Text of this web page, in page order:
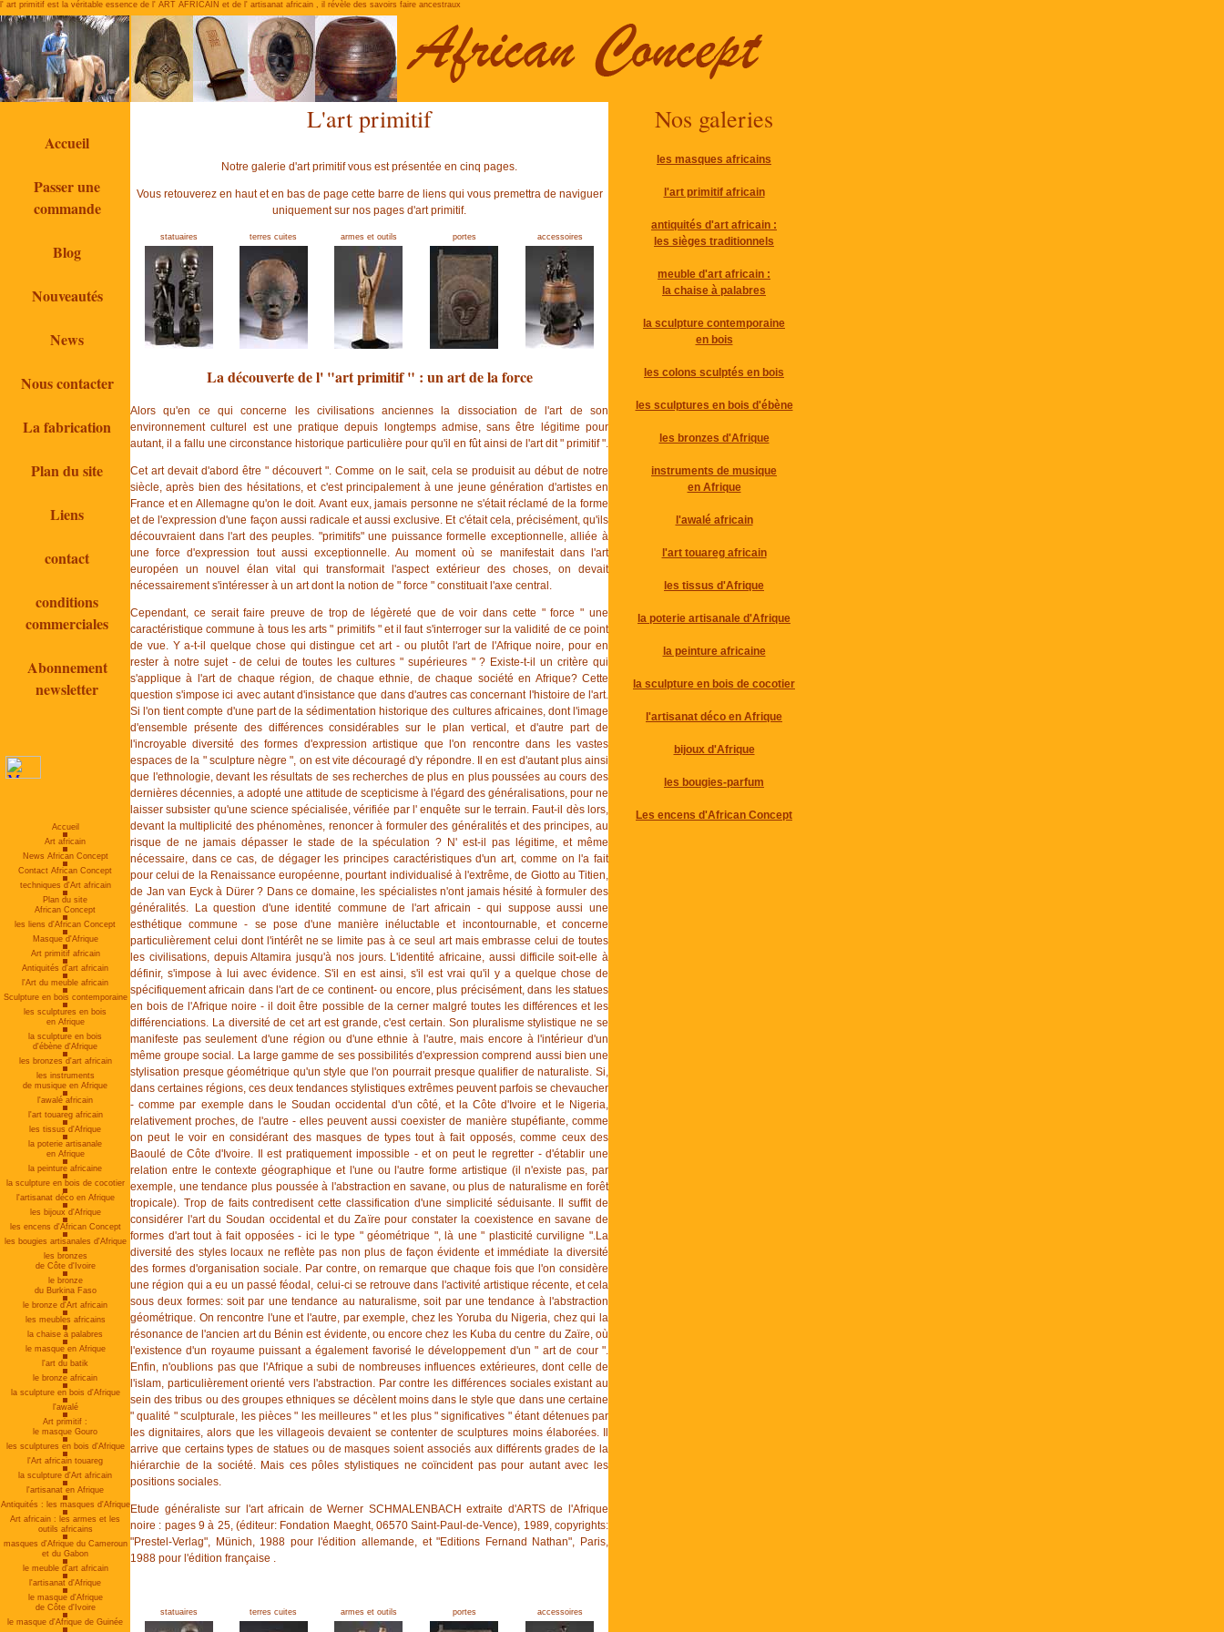
l' art primitif est la véritable essence de l' ART AFRICAIN et de l' artisanat africain , il révèle des savoirs faire ancestraux
Accueil
Art africain
News African Concept
Contact African Concept
techniques d'Art africain
Plan du site
African Concept
les liens d'African Concept
Masque d'Afrique
Art primitif africain
Antiquités d'art africain
l'Art du meuble africain
Sculpture en bois contemporaine
les sculptures en bois
en Afrique
la sculpture en bois
d'ébène d'Afrique
les bronzes d'art africain
les instruments
de musique en Afrique
l'awalé africain
l'art touareg africain
les tissus d'Afrique
la poterie artisanale
en Afrique
la peinture africaine
la sculpture en bois de cocotier
l'artisanat déco en Afrique
les bijoux d'Afrique
les encens d'African Concept
les bougies artisanales d'Afrique
les bronzes
de Côte d'Ivoire
le bronze
du Burkina Faso
le bronze d'Art africain
les meubles africains
la chaise à palabres
le masque en Afrique
l'art du batik
le bronze africain
la sculpture en bois d'Afrique
l'awalé
Art primitif :
le masque Gouro
les sculptures en bois d'Afrique
l'Art africain touareg
la sculpture d'Art africain
l'artisanat en Afrique
Antiquités : les masques d'Afrique
Art africain : les armes et les
outils africains
masques d'Afrique du Cameroun
et du Gabon
le meuble d'art africain
l'artisanat d'Afrique
le masque d'Afrique
de Côte d'Ivoire
le masque d'Afrique de Guinée
L'art primitif
Notre galerie d'art primitif vous est présentée en cinq pages.
Vous retouverez en haut et en bas de page cette barre de liens qui vous premettra de naviguer
uniquement sur nos pages d'art primitif.
statuaires terres cuites armes et outils portes accessoires
La découverte de l' "art primitif " : un art de la force
Alors qu'en ce qui concerne les civilisations anciennes la dissociation de l'art de son
environnement culturel est une pratique depuis longtemps admise, sans être légitime pour
autant, il a fallu une circonstance historique particulière pour qu'il en fût ainsi de l'art dit " primitif ".
Cet art devait d'abord être " découvert ". Comme on le sait, cela se produisit au début de notre
siècle, après bien des hésitations, et c'est principalement à une jeune génération d'artistes en
France et en Allemagne qu'on le doit. Avant eux, jamais personne ne s'était réclamé de la forme
et de l'expression d'une façon aussi radicale et aussi exclusive. Et c'était cela, précisément, qu'ils
découvraient dans l'art des peuples. "primitifs" une puissance formelle exceptionnelle, alliée à
une force d'expression tout aussi exceptionnelle. Au moment où se manifestait dans l'art
européen un nouvel élan vital qui transformait l'aspect extérieur des choses, on devait
nécessairement s'intéresser à un art dont la notion de " force " constituait l'axe central.
Cependant, ce serait faire preuve de trop de légèreté que de voir dans cette " force " une
caractéristique commune à tous les arts " primitifs " et il faut s'interroger sur la validité de ce point
de vue. Y a-t-il quelque chose qui distingue cet art - ou plutôt l'art de l'Afrique noire, pour en
rester à notre sujet - de celui de toutes les cultures " supérieures " ? Existe-t-il un critère qui
s'applique à l'art de chaque région, de chaque ethnie, de chaque société en Afrique? Cette
question s'impose ici avec autant d'insistance que dans d'autres cas concernant l'histoire de l'art.
Si l'on tient compte d'une part de la sédimentation historique des cultures africaines, dont l'image
d'ensemble présente des différences considérables sur le plan vertical, et d'autre part de
l'incroyable diversité des formes d'expression artistique que l'on rencontre dans les vastes
espaces de la " sculpture nègre ", on est vite découragé d'y répondre. Il en est d'autant plus ainsi
que l'ethnologie, devant les résultats de ses recherches de plus en plus poussées au cours des
dernières décennies, a adopté une attitude de scepticisme à l'égard des généralisations, pour ne
laisser subsister qu'une science spécialisée, vérifiée par l' enquête sur le terrain. Faut-il dès lors,
devant la multiplicité des phénomènes, renoncer à formuler des généralités et des principes, au
risque de ne jamais dépasser le stade de la spéculation ? N' est-il pas légitime, et même
nécessaire, dans ce cas, de dégager les principes caractéristiques d'un art, comme on l'a fait
pour celui de la Renaissance européenne, pourtant individualisé à l'extrême, de Giotto au Titien,
de Jan van Eyck à Dürer ? Dans ce domaine, les spécialistes n'ont jamais hésité à formuler des
généralités. La question d'une identité commune de l'art africain - qui suppose aussi une
esthétique commune - se pose d'une manière inéluctable et incontournable, et concerne
particulièrement celui dont l'intérêt ne se limite pas à ce seul art mais embrasse celui de toutes
les civilisations, depuis Altamira jusqu'à nos jours. L'identité africaine, aussi difficile soit-elle à
définir, s'impose à lui avec évidence. S'il en est ainsi, s'il est vrai qu'il y a quelque chose de
spécifiquement africain dans l'art de ce continent- ou encore, plus précisément, dans les statues
en bois de l'Afrique noire - il doit être possible de la cerner malgré toutes les différences et les
différenciations. La diversité de cet art est grande, c'est certain. Son pluralisme stylistique ne se
manifeste pas seulement d'une région ou d'une ethnie à l'autre, mais encore à l'intérieur d'un
même groupe social. La large gamme de ses possibilités d'expression comprend aussi bien une
stylisation presque géométrique qu'un style que l'on pourrait presque qualifier de naturaliste. Si,
dans certaines régions, ces deux tendances stylistiques extrêmes peuvent parfois se chevaucher
- comme par exemple dans le Soudan occidental d'un côté, et la Côte d'Ivoire et le Nigeria,
relativement proches, de l'autre - elles peuvent aussi coexister de manière stupéfiante, comme
on peut le voir en considérant des masques de types tout à fait opposés, comme ceux des
Baoulé de Côte d'Ivoire. Il est pratiquement impossible - et on peut le regretter - d'établir une
relation entre le contexte géographique et l'une ou l'autre forme artistique (il n'existe pas, par
exemple, une tendance plus poussée à l'abstraction en savane, ou plus de naturalisme en forêt
tropicale). Trop de faits contredisent cette classification d'une simplicité séduisante. Il suffit de
considérer l'art du Soudan occidental et du Zaïre pour constater la coexistence en savane de
formes d'art tout à fait opposées - ici le type " géométrique ", là une " plasticité curviligne ".La
diversité des styles locaux ne reflète pas non plus de façon évidente et immédiate la diversité
des formes d'organisation sociale. Par contre, on remarque que chaque fois que l'on considère
une région qui a eu un passé féodal, celui-ci se retrouve dans l'activité artistique récente, et cela
sous deux formes: soit par une tendance au naturalisme, soit par une tendance à l'abstraction
géométrique. On rencontre l'une et l'autre, par exemple, chez les Yoruba du Nigeria, chez qui la
résonance de l'ancien art du Bénin est évidente, ou encore chez les Kuba du centre du Zaïre, où
l'existence d'un royaume puissant a également favorisé le développement d'un " art de cour ".
Enfin, n'oublions pas que l'Afrique a subi de nombreuses influences extérieures, dont celle de
l'islam, particulièrement orienté vers l'abstraction. Par contre les différences sociales existant au
sein des tribus ou des groupes ethniques se décèlent moins dans le style que dans une certaine
" qualité " sculpturale, les pièces " les meilleures " et les plus " significatives " étant détenues par
les dignitaires, alors que les villageois devaient se contenter de sculptures moins élaborées. Il
arrive que certains types de statues ou de masques soient associés aux différents grades de la
hiérarchie de la société. Mais ces pôles stylistiques ne coïncident pas pour autant avec les
positions sociales.
Etude généraliste sur l'art africain de Werner SCHMALENBACH extraite d'ARTS de l'Afrique
noire : pages 9 à 25, (éditeur: Fondation Maeght, 06570 Saint-Paul-de-Vence), 1989, copyrights:
"Prestel-Verlag", Münich, 1988 pour l'édition allemande, et "Editions Fernand Nathan", Paris,
1988 pour l'édition française .
statuaires terres cuites armes et outils portes accessoires
Nos galeries
les masques africains
l'art primitif africain
antiquités d'art africain :
les sièges traditionnels
meuble d'art africain :
la chaise à palabres
la sculpture contemporaine
en bois
les colons sculptés en bois
les sculptures en bois d'ébène
les bronzes d'Afrique
instruments de musique
en Afrique
l'awalé africain
l'art touareg africain
les tissus d'Afrique
la poterie artisanale d'Afrique
la peinture africaine
la sculpture en bois de cocotier
l'artisanat déco en Afrique
bijoux d'Afrique
les bougies-parfum
Les encens d'African Concept
Accueil
Passer une
commande
Blog
Nouveautés
News
Nous contacter
La fabrication
Plan du site
Liens
contact
conditions
commerciales
Abonnement
newsletter